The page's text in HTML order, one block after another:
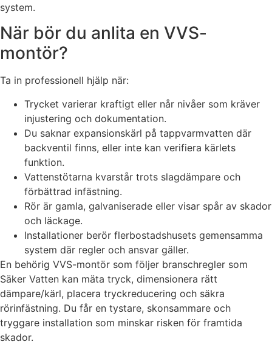
system.
När bör du anlita en VVS-
montör?
Ta in professionell hjälp när:
Trycket varierar kraftigt eller når nivåer som kräver
injustering och dokumentation.
Du saknar expansionskärl på tappvarmvatten där
backventil finns, eller inte kan verifiera kärlets
funktion.
Vattenstötarna kvarstår trots slagdämpare och
förbättrad infästning.
Rör är gamla, galvaniserade eller visar spår av skador
och läckage.
Installationer berör flerbostadshusets gemensamma
system där regler och ansvar gäller.
En behörig VVS-montör som följer branschregler som
Säker Vatten kan mäta tryck, dimensionera rätt
dämpare/kärl, placera tryckreducering och säkra
rörinfästning. Du får en tystare, skonsammare och
tryggare installation som minskar risken för framtida
skador.